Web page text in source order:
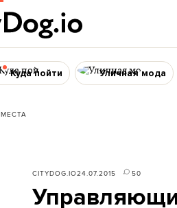
Куда пойти Уличная мода
МЕСТА
CITYDOG.IO24.07.2015 50